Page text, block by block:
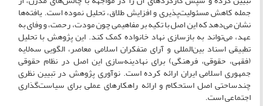
جمله کاهش مسئولیت‌پذیری و افزایش طلاق، تحلیل نموده است. یافته‌ها
نشان می‌دهد که این اصل با تکیه بر مفاهیمی چون مودت، رحمت، و وفای به
عهد، می‌تواند به بازسازی نهاد خانواده کمک کند. این پژوهش با تحلیل
تطبیقی اسناد بین‌المللی و آرای متفکران اسلامی معاصر، الگویی سه‌لایه
(فقهی، حقوقی، فرهنگی) برای نهادینه‌سازی این اصل در نظام حقوقی
جمهوری اسلامی ایران ارائه کرده است. نوآوری پژوهش در تبیین نظری
چندساحتی اصل استحکام و ارائه راهکارهای عملی برای سیاست‌گذاری
اجتماعی است.